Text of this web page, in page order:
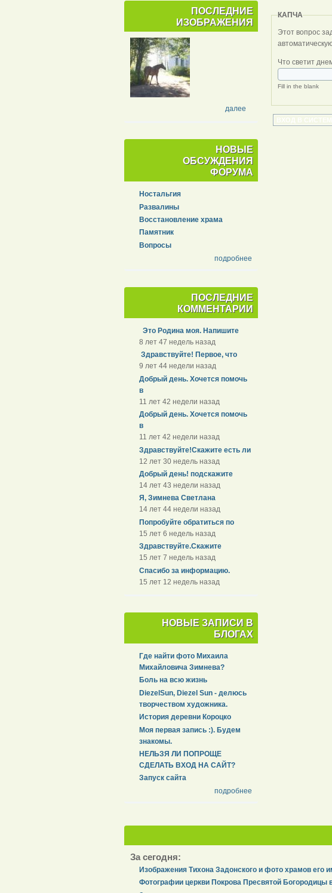
ПОСЛЕДНИЕ
ИЗОБРАЖЕНИЯ
далее
НОВЫЕ
ОБСУЖДЕНИЯ
ФОРУМА
Ностальгия
Развалины
Восстановление храма
Памятник
Вопросы
подробнее
ПОСЛЕДНИЕ
КОММЕНТАРИИ
Это Родина моя. Напишите
8 лет 47 недель назад
Здравствуйте! Первое, что
9 лет 44 недели назад
Добрый день. Хочется помочь
в
11 лет 42 недели назад
Добрый день. Хочется помочь
в
11 лет 42 недели назад
Здравствуйте!Скажите есть ли
12 лет 30 недель назад
Добрый день! подскажите
14 лет 43 недели назад
Я, Зимнева Светлана
14 лет 44 недели назад
Попробуйте обратиться по
15 лет 6 недель назад
Здравствуйте.Скажите
15 лет 7 недель назад
Спасибо за информацию.
15 лет 12 недель назад
НОВЫЕ ЗАПИСИ В
БЛОГАХ
Где найти фото Михаила
Михайловича Зимнева?
Боль на всю жизнь
DiezelSun, Diezel Sun - делюсь
творчеством художника.
История деревни Короцко
Моя первая запись :). Будем
знакомы.
НЕЛЬЗЯ ЛИ ПОПРОЩЕ
СДЕЛАТЬ ВХОД НА САЙТ?
Запуск сайта
подробнее
КАПЧА
Этот вопрос задается
Что светит
Fill in the blank
За сегодня:
Изображения Тихона Задонского и фото храмов его
Фотографии церкви Покрова Пресвятой Богородицы